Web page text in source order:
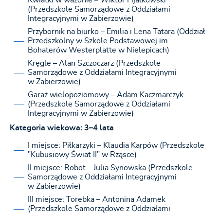
(Przedszkole Samorządowe z Oddziałami
Integracyjnymi w Zabierzowie)
Przybornik na biurko – Emilia i Lena Tatara (Oddział
Przedszkolny w Szkole Podstawowej im.
Bohaterów Westerplatte w Nielepicach)
Kręgle – Alan Szczoczarz (Przedszkole
Samorządowe z Oddziałami Integracyjnymi
w Zabierzowie)
Garaż wielopoziomowy – Adam Kaczmarczyk
(Przedszkole Samorządowe z Oddziałami
Integracyjnymi w Zabierzowie)
Kategoria wiekowa: 3–4 lata
I miejsce: Piłkarzyki – Klaudia Karpów (Przedszkole
"Kubusiowy Świat II" w Rząsce)
II miejsce: Robot – Julia Synowska (Przedszkole
Samorządowe z Oddziałami Integracyjnymi
w Zabierzowie)
III miejsce: Torebka – Antonina Adamek
(Przedszkole Samorządowe z Oddziałami